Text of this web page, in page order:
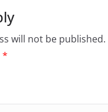
will not be published.
*